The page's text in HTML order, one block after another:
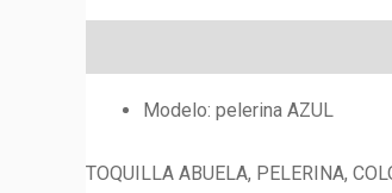
Modelo: pelerina AZUL
TOQUILLA ABUELA, PELERINA,